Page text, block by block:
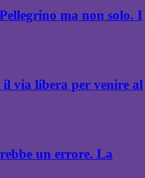
ma non solo. I
via libera per venire al
un errore. La